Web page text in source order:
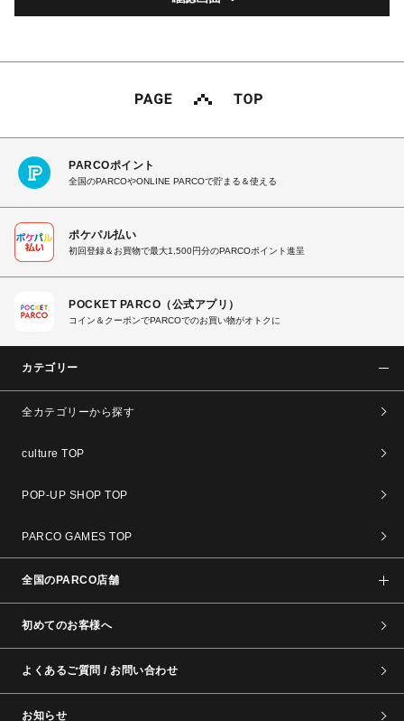
PARCOポイント
全国のPARCOやONLINE PARCOで貯まる＆使える
ポケパル払い
初回登録＆お買物で最大1,500円分のPARCOポイント進呈
POCKET PARCO（公式アプリ）
コイン＆クーポンでPARCOでのお買い物がオトクに
カテゴリー
全カテゴリーから探す
culture TOP
POP-UP SHOP TOP
PARCO GAMES TOP
全国のPARCO店舗
初めてのお客様へ
よくあるご質問 / お問い合わせ
お知らせ